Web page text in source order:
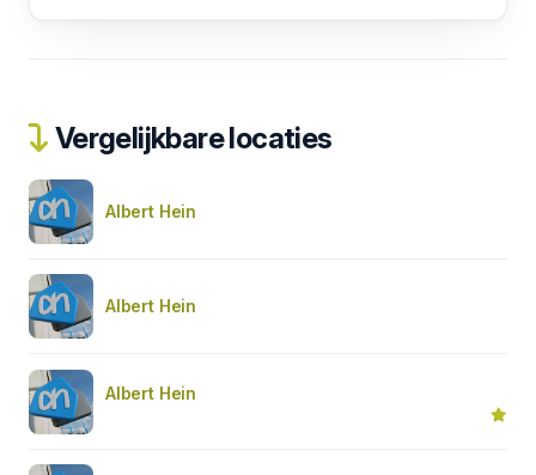
Vergelijkbare locaties
Albert Hein
Albert Hein
Albert Hein